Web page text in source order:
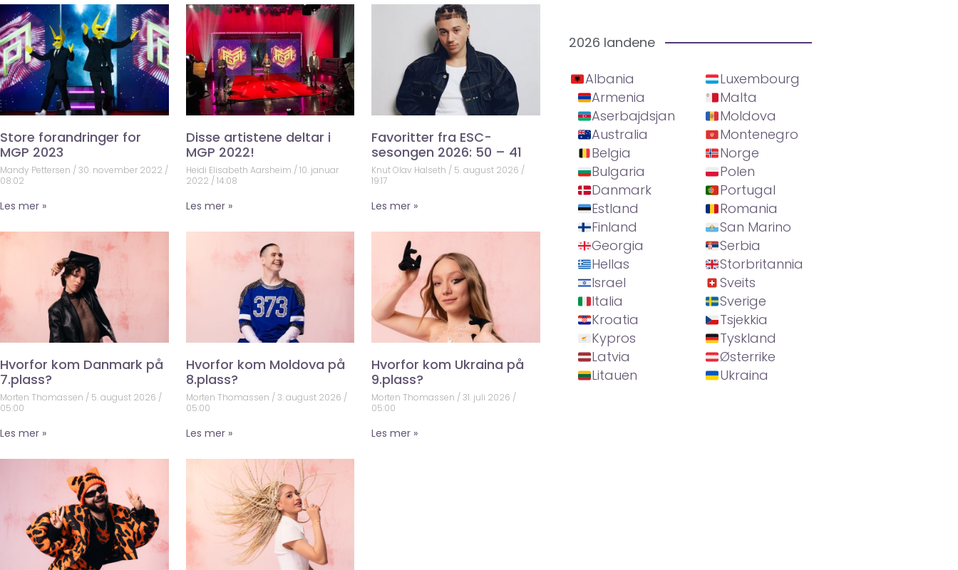
Store forandringer for
MGP 2023
Mandy Pettersen
30. november 2022
08:02
Les mer »
Disse artistene deltar i
MGP 2022!
Heidi Elisabeth Aarsheim 10. januar
2022 14:08
Les mer »
Favoritter fra ESC-
sesongen 2026: 50 – 41
Knut Olav Halseth
5. august 2026
19:17
Les mer »
Hvorfor kom Danmark på
7.plass?
Morten Thomassen
5. august 2026
05:00
Les mer »
Hvorfor kom Moldova på
8.plass?
Morten Thomassen 3. august 2026
05:00
Les mer »
Hvorfor kom Ukraina på
9.plass?
Morten Thomassen
31. juli 2026
05:00
Les mer »
2026 landene
Albania
Armenia
Aserbajdsjan
Australia
Belgia
Bulgaria
Danmark
Estland
Finland
Georgia
Hellas
Israel
Italia
Kroatia
Kypros
Latvia
Litauen
Luxembourg
Malta
Moldova
Montenegro
Norge
Polen
Portugal
Romania
San Marino
Serbia
Storbritannia
Sveits
Sverige
Tsjekkia
Tyskland
Østerrike
Ukraina